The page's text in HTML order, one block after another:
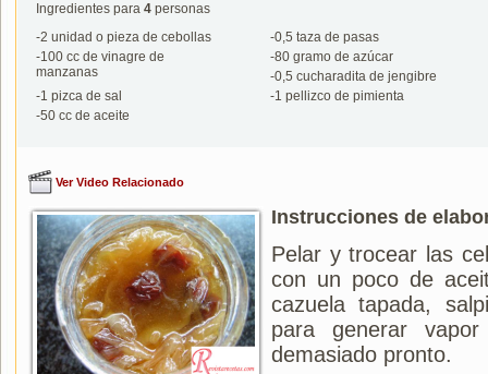
Ingredientes para 4 personas
-2 unidad o pieza de cebollas -0,5 taza de pasas
-100 cc de vinagre de
manzanas
-80 gramo de azúcar
-0,5 cucharadita de jengibre
-1 pizca de sal -1 pellizco de pimienta
-50 cc de aceite
Ver Video Relacionado
Instrucciones de
Pelar y trocear las
con un poco de
cazuela tapada,
para generar
demasiado pronto.